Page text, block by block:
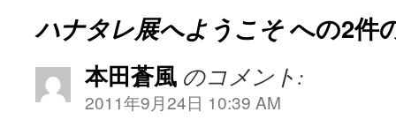
ハナタレ展へようこそへの2件
本田蒼風 のコメント:
2011年9月24日 10:39 AM